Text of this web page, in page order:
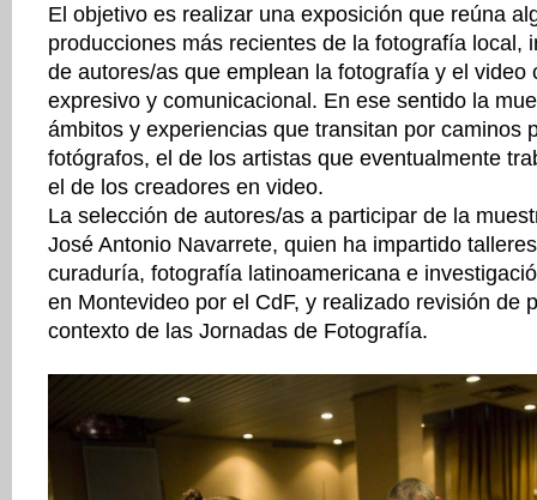
El objetivo es realizar una exposición que reúna
producciones más recientes de la fotografía local,
de autores/as que emplean la fotografía y el video
expresivo y comunicacional. En ese sentido la
ámbitos y experiencias que transitan por caminos
fotógrafos, el de los artistas que eventualmente
el de los creadores en video.
La selección de autores/as a participar de la
José Antonio Navarrete, quien ha impartido
curaduría, fotografía latinoamericana e
en Montevideo por el CdF, y realizado revisión de
contexto de las Jornadas de Fotografía.